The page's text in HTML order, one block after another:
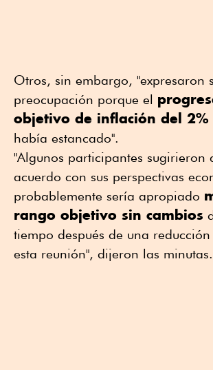
Otros, sin embargo, "expresaron
preocupación porque el
objetivo de inflación del 2%
había estancado".
"Algunos participantes sugirieron
acuerdo con sus perspectivas
probablemente sería apropiado
rango objetivo sin cambios
tiempo después de una
esta reunión", dijeron las minutas.